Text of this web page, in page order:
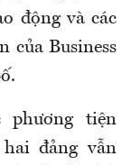
động và các
của Business
phương tiện
đảng vẫn